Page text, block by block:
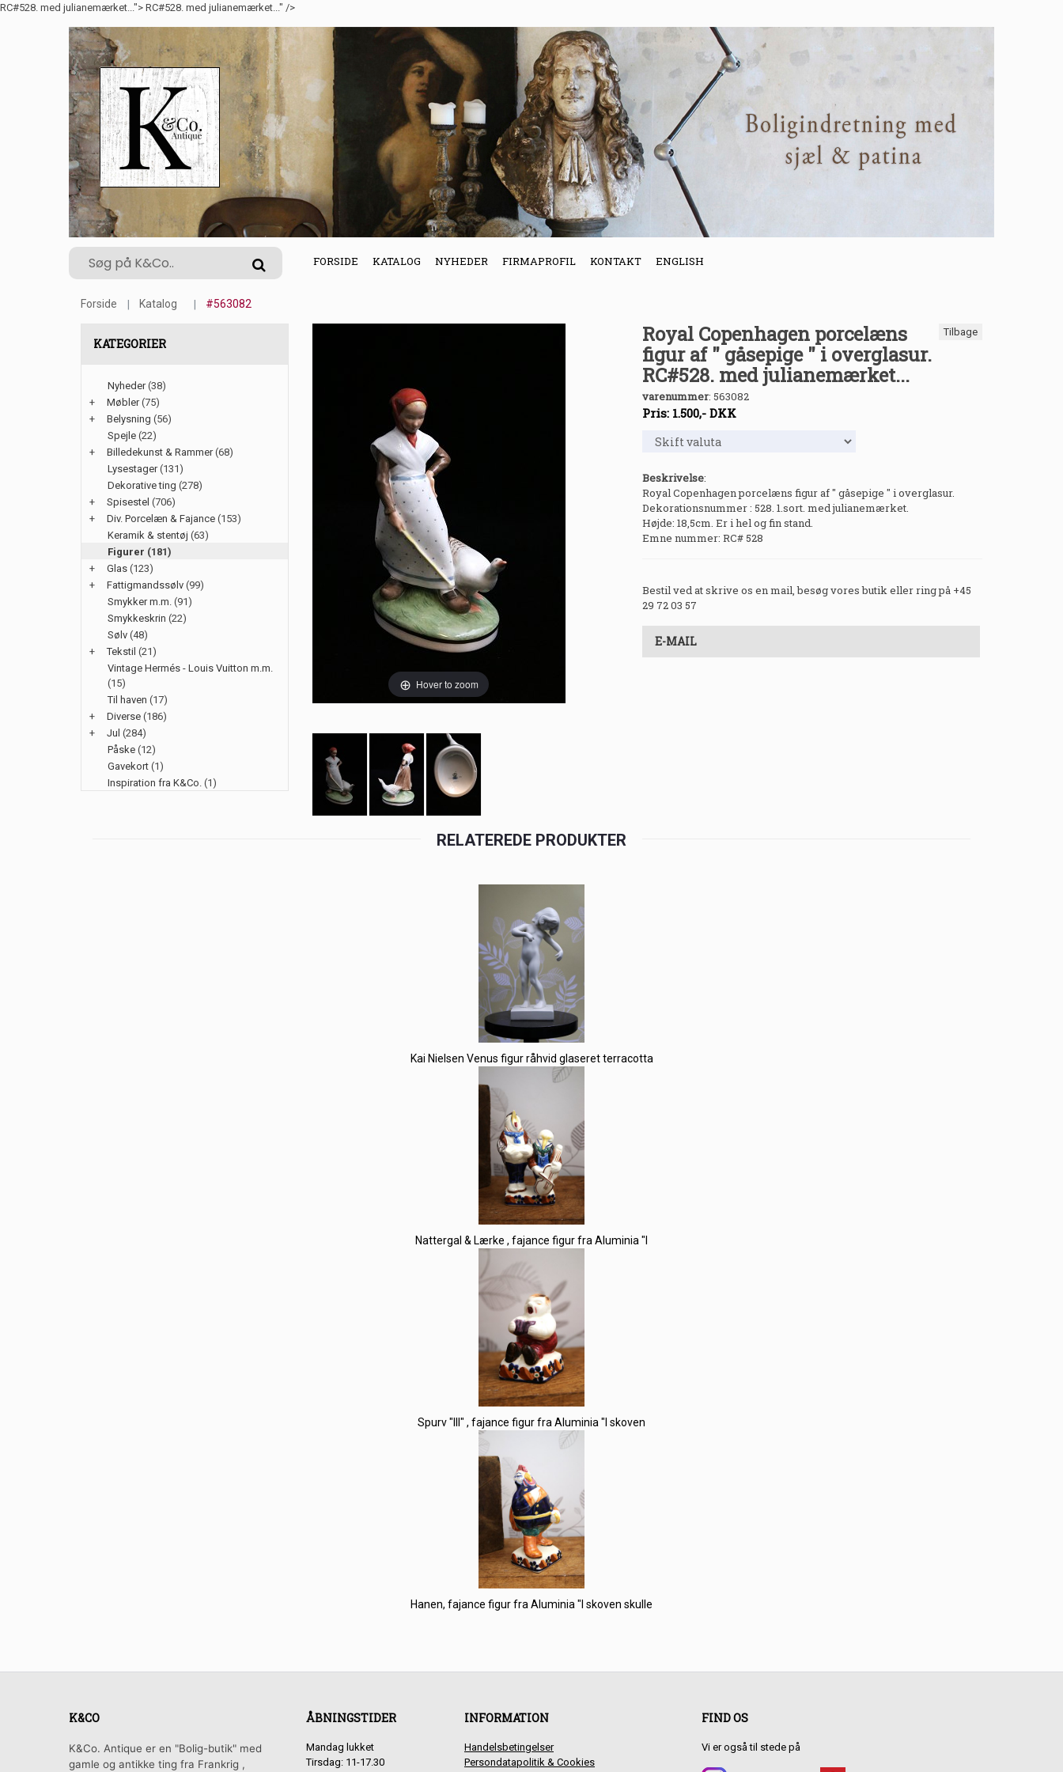
RC#528. med julianemærket..."> RC#528. med julianemærket..." />
FORSIDE KATALOG NYHEDER FIRMAPROFIL KONTAKT ENGLISH
Forside Katalog #563082
KATEGORIER
Nyheder(38)
+
Møbler(75)
+
Belysning (56)
Spejle (22)
+
Billedekunst & Rammer(68)
Lysestager(131)
Dekorative ting (278)
+
Spisestel (706)
+
Div. Porcelæn & Fajance (153)
Keramik & stentøj (63)
Figurer (181)
+
Glas (123)
+
Fattigmandssølv (99)
Smykker m.m. (91)
Smykkeskrin (22)
Sølv (48)
+
Tekstil (21)
Vintage Hermés - Louis Vuitton m.m.
(15)
Til haven (17)
+
Diverse (186)
+
Jul (284)
Påske (12)
Gavekort (1)
Inspiration fra K&Co. (1)
Hover to zoom
Tilbage
Royal Copenhagen porcelæns
figur af " gåsepige " i overglasur.
RC#528. med julianemærket...
varenummer: 563082
Pris: 1.500,- DKK
Beskrivelse:
Royal Copenhagen porcelæns figur af " gåsepige " i overglasur.
Dekorationsnummer : 528. 1.sort. med julianemærket.
Højde: 18,5cm. Er i hel og fin stand.
Emne nummer: RC# 528
Bestil ved at skrive os en mail, besøg vores butik eller ring på +45
29 72 03 57
E-MAIL
RELATEREDE PRODUKTER
Kai Nielsen Venus figur råhvid glaseret terracotta
Nattergal & Lærke , fajance figur fra Aluminia "I
Spurv "III" , fajance figur fra Aluminia "I skoven
Hanen, fajance figur fra Aluminia "I skoven skulle
K&CO
K&Co. Antique er en "Bolig-butik" med
gamle og antikke ting fra Frankrig ,
ÅBNINGSTIDER
Mandag lukket
Tirsdag: 11-17.30
INFORMATION
Handelsbetingelser
Persondatapolitik & Cookies
FIND OS
Vi er også til stede på